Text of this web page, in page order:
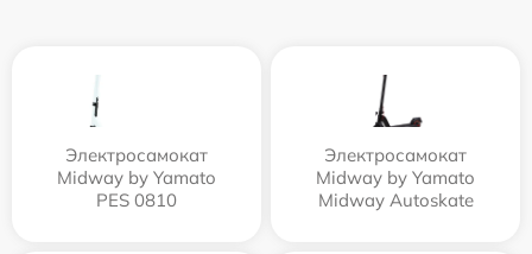
Электросамокат
Midway by Yamato
PES 0810
Электросамокат
Midway by Yamato
Midway Autoskate